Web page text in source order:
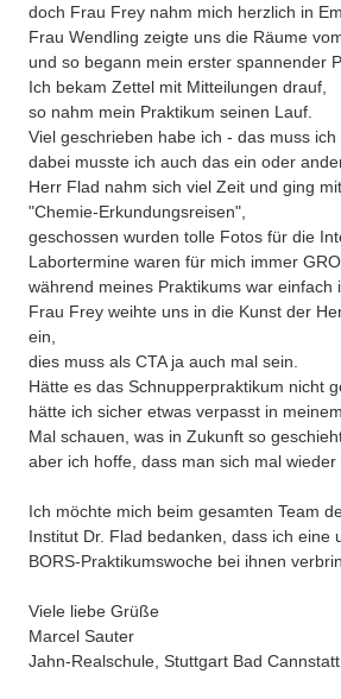
doch Frau Frey nahm mich herzlich in
Frau Wendling zeigte uns die Räume
und so begann mein erster spannender
Ich bekam Zettel mit Mitteilungen drauf,
so nahm mein Praktikum seinen Lauf.
Viel geschrieben habe ich - das muss ich
dabei musste ich auch das ein oder
Herr Flad nahm sich viel Zeit und ging
"Chemie-Erkundungsreisen",
geschossen wurden tolle Fotos für die
Labortermine waren für mich immer
während meines Praktikums war einfach
Frau Frey weihte uns in die Kunst der
ein,
dies muss als CTA ja auch mal sein.
Hätte es das Schnupperpraktikum nicht
hätte ich sicher etwas verpasst in
Mal schauen, was in Zukunft so
aber ich hoffe, dass man sich mal wieder
Ich möchte mich beim gesamten Team
Institut Dr. Flad bedanken, dass ich eine
BORS-Praktikumswoche bei ihnen
Viele liebe Grüße
Marcel Sauter
Jahn-Realschule, Stuttgart Bad Cannstatt